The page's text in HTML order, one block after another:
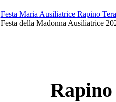
Festa Maria Ausiliatrice Rapino
Festa della Madonna Ausiliatrice
Rapino